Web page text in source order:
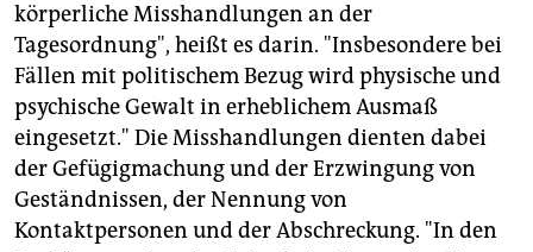
körperliche Misshandlungen an der
Tagesordnung", heißt es darin. "Insbesondere bei
Fällen mit politischem Bezug wird physische und
psychische Gewalt in erheblichem Ausmaß
eingesetzt." Die Misshandlungen dienten dabei
der Gefügigmachung und der Erzwingung von
Geständnissen, der Nennung von
Kontaktpersonen und der Abschreckung. "In den